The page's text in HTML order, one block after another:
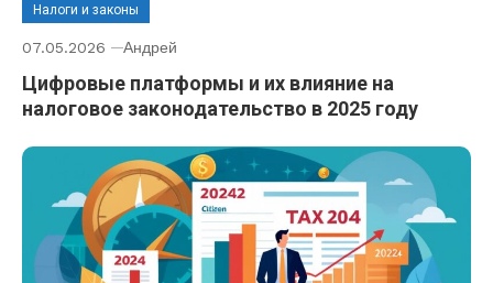
Налоги и законы
07.05.2026 Андрей
Цифровые платформы и их влияние на
налоговое законодательство в 2025 году